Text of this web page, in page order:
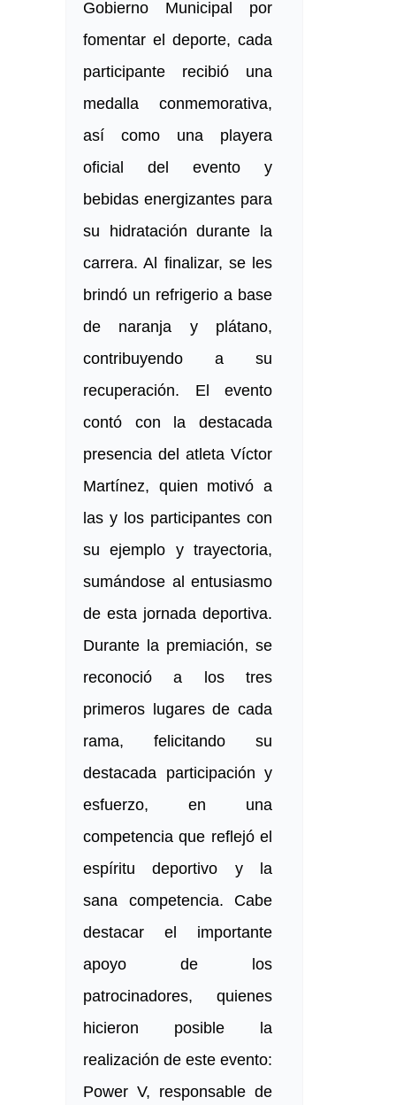
Gobierno Municipal por
fomentar el deporte, cada
participante recibió una
medalla conmemorativa,
así como una playera
oficial del evento y
bebidas energizantes para
su hidratación durante la
carrera. Al finalizar, se les
brindó un refrigerio a base
de naranja y plátano,
contribuyendo a su
recuperación. El evento
contó con la destacada
presencia del atleta Víctor
Martínez, quien motivó a
las y los participantes con
su ejemplo y trayectoria,
sumándose al entusiasmo
de esta jornada deportiva.
Durante la premiación, se
reconoció a los tres
primeros lugares de cada
rama, felicitando su
destacada participación y
esfuerzo, en una
competencia que reflejó el
espíritu deportivo y la
sana competencia. Cabe
destacar el importante
apoyo de los
patrocinadores, quienes
hicieron posible la
realización de este evento:
Power V, responsable de